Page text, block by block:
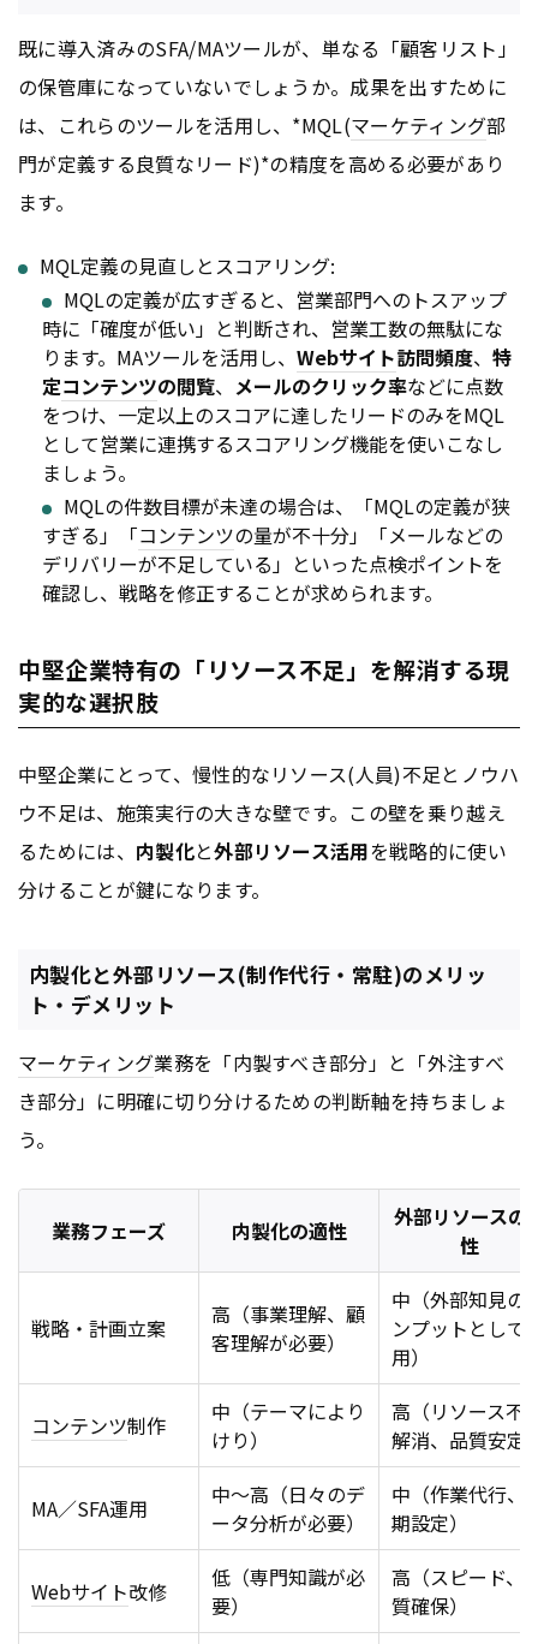
既に導入済みのSFA/MAツールが、単なる「顧客リスト」
の保管庫になっていないでしょうか。成果を出すために
は、これらのツールを活用し、*MQL(マーケティング部
門が定義する良質なリード)*の精度を高める必要があり
ます。
MQL定義の見直しとスコアリング:
MQLの定義が広すぎると、営業部門へのトスアップ
時に「確度が低い」と判断され、営業工数の無駄にな
ります。MAツールを活用し、 Webサイト訪問頻度、 特
定コンテンツの閲覧、 メールのクリック率などに点数
をつけ、一定以上のスコアに達したリードのみをMQL
として営業に連携するスコアリング機能を使いこなし
ましょう。
MQLの件数目標が未達の場合は、「MQLの定義が狭
すぎる」「コンテンツの量が不十分」「メールなどの
デリバリーが不足している」といった点検ポイントを
確認し、戦略を修正することが求められます。
中堅企業特有の「リソース不足」を解消する現
実的な選択肢
中堅企業にとって、慢性的なリソース(人員)不足とノウハ
ウ不足は、施策実行の大きな壁です。この壁を乗り越え
るためには、 内製化と外部リソース活用を戦略的に使い
分けることが鍵になります。
内製化と外部リソース(制作代行・常駐)のメリッ
ト・デメリット
マーケティング業務を「内製すべき部分」と「外注すべ
き部分」に明確に切り分けるための判断軸を持ちましょ
う。
業務フェーズ 内製化の適性
外部リソースの
性
戦略・計画立案
高（事業理解、顧
客理解が必要）
中（外部知見の
ンプットとして
用）
コンテンツ制作
中（テーマにより
けり）
高（リソース不
解消、品質安定
MA／SFA運用
中〜高（日々のデ
ータ分析が必要）
中（作業代行、
期設定）
Webサイト改修
低（専門知識が必
要）
高（スピード、
質確保）